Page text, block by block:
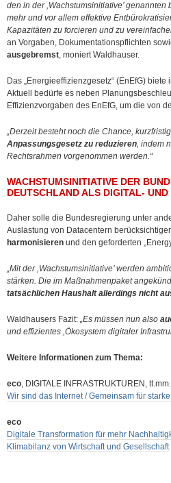
den in der ,Wachstumsinitiative’
mehr und vor allem effektive
Kapazitäten zu forcieren und zu
an Vorgaben, Dokumentationspflichten
ausgebremst, moniert Waldhauser.
Das „Energieeffizienzgesetz“ (EnEfG) biete
Aktuell bedürfe es neben
Effizienzvorgaben des EnEfG, um die von
„Derzeit besteht noch die Chance,
Anpassungsgesetz zu reduzieren, indem
Rechtsrahmen vorgenommen werden.“
WACHSTUMSINITIATIVE DER
DEUTSCHLAND ALS DIGITAL-
Daher solle die Bundesregierung unter
Auslastung von Datacentern
harmonisieren und den geforderten
„Mit der ,Wachstumsinitiative’ werden
stärken. Die im Maßnahmenpaket
tatsächlichen Haushalt allerdings nicht
Waldhausers Fazit: „Es müssen nun also
und effizientes ,Ökosystem digitaler
Weitere Informationen zum Thema:
eco, DIGITALE INFRASTRUKTUREN,
Wir sind das Internet / Gemeinsam für
eco
Digitale Transformation für mehr
Klimabilanz von Wirtschaft und Gesellschaft